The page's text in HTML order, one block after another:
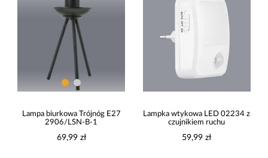
Lampa biurkowa Trójnóg E27
2906/LSN-B-1
69,99 zł
Lampka wtykowa LED 02234 z
czujnikiem ruchu
59,99 zł